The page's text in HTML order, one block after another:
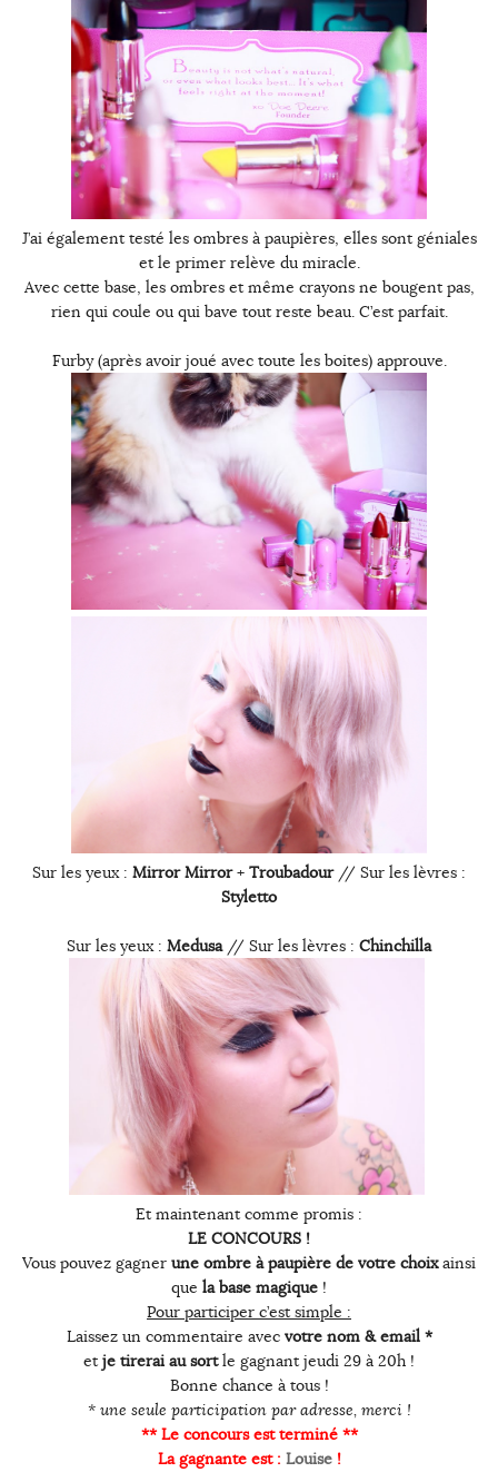
J’ai également testé les ombres à paupières, elles sont géniales
et le primer relève du miracle.
Avec cette base, les ombres et même crayons ne bougent pas,
rien qui coule ou qui bave tout reste beau. C’est parfait.
Furby (après avoir joué avec toute les boites) approuve.
Sur les yeux : Mirror Mirror+ Troubadour// Sur les lèvres :
Styletto
Sur les yeux : Medusa// Sur les lèvres : Chinchilla
Et maintenant comme promis :
LE CONCOURS !
Vous pouvez gagner une ombre à paupière de votre choixainsi
que la base magique !
Pour participer c’est simple :
Laissez un commentaire avec votre nom & email *
etje tirerai au sortle gagnant jeudi 29 à 20h !
Bonne chance à tous !
* une seule participation par adresse, merci !
** Le concours est terminé **
La gagnante est : Louise!